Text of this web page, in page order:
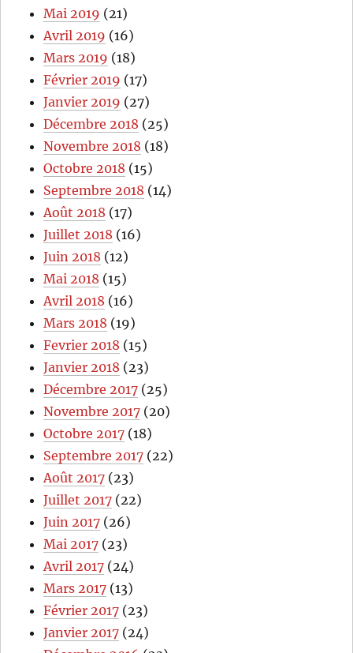
Mai 2019 (21)
Avril 2019 (16)
Mars 2019 (18)
Février 2019 (17)
Janvier 2019 (27)
Décembre 2018 (25)
Novembre 2018 (18)
Octobre 2018 (15)
Septembre 2018 (14)
Août 2018 (17)
Juillet 2018 (16)
Juin 2018 (12)
Mai 2018 (15)
Avril 2018 (16)
Mars 2018 (19)
Fevrier 2018 (15)
Janvier 2018 (23)
Décembre 2017 (25)
Novembre 2017 (20)
Octobre 2017 (18)
Septembre 2017 (22)
Août 2017 (23)
Juillet 2017 (22)
Juin 2017 (26)
Mai 2017 (23)
Avril 2017 (24)
Mars 2017 (13)
Février 2017 (23)
Janvier 2017 (24)